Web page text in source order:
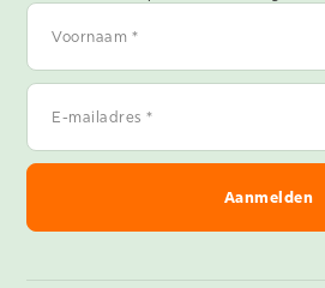
Voornaam
E-
mailadres